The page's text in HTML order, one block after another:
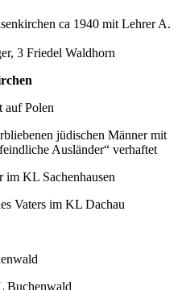
ca 1940 mit Lehrer A.
3 Friedel Waldhorn
auf Polen
jüdischen Männer mit
Ausländer“ verhaftet
im KL Sachenhausen
Vaters im KL Dachau
Buchenwald